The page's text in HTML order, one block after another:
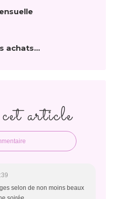
achats...
article
selon de non moins beaux